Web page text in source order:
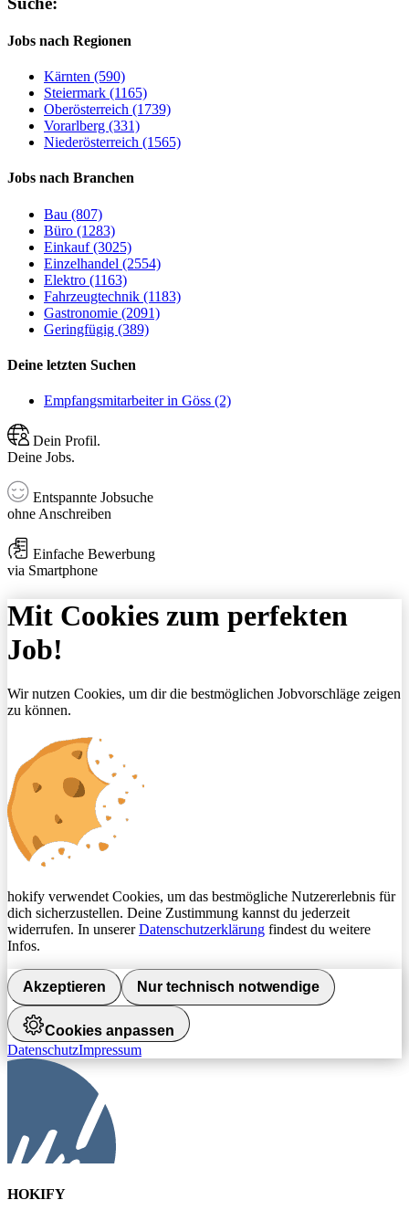
Jobs nach Regionen
Kärnten (590)
Steiermark (1165)
Oberösterreich (1739)
Vorarlberg (331)
Niederösterreich (1565)
Jobs nach Branchen
Bau (807)
Büro (1283)
Einkauf (3025)
Einzelhandel (2554)
Elektro (1163)
Fahrzeugtechnik (1183)
Gastronomie (2091)
Geringfügig (389)
Deine letzten Suchen
Empfangsmitarbeiter in Göss (2)
Dein Profil.
Deine Jobs.
Entspannte Jobsuche
ohne Anschreiben
Einfache Bewerbung
via Smartphone
Mit Cookies zum perfekten
Job!
Wir nutzen Cookies, um dir die bestmöglichen Jobvorschläge zeigen
zu können.
hokify verwendet Cookies, um das bestmögliche Nutzererlebnis für
dich sicherzustellen. Deine Zustimmung kannst du jederzeit
widerrufen. In unsererDatenschutzerklärung findest du weitere
Infos.
Akzeptieren Nur technisch notwendige
Cookies anpassen
DatenschutzImpressum
HOKIFY